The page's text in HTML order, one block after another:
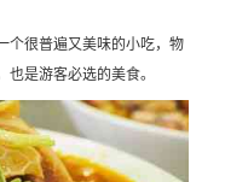
个很普遍又美味的小吃，物
是游客必选的美食。